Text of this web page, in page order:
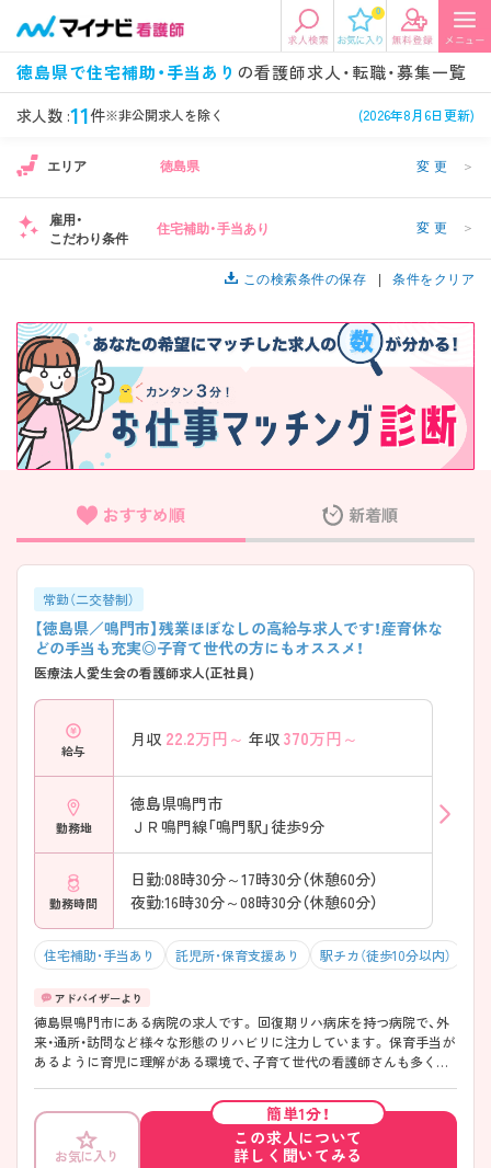
0
徳島県で住宅補助・手当あり の看護師求人・転職・募集一覧
求人数 :11件※非公開求人を除く (2026年8月6日更新)
エリアから探す
エリアから探す 駅・路線から探す
関東
東海 関西
北海道・東北 中国・四国
九州・沖縄
希望の求人条件を選択
条件項目の選択に戻る
看護師、准看護師など 常勤、夜勤なし可など
施設形態 担当業務
病棟、外来など
診察科目
美容外科、
循環器内科など
こだわり条件
未経験歓迎、
年収
年収500万円以上など
雇用形態
正社員、契約社員など
フリーワード検索
エリア 徳島県 変更 ＞
雇用・
こだわり条件
住宅補助・手当あり 変更 ＞
この検索条件の保存 条件をクリア
おすすめ順 新着順
常勤（二交替制）
【徳島県／鳴門市】残業ほぼなしの高給与求人です！産育休な
どの手当も充実◎子育て世代の方にもオススメ！
医療法人愛生会の看護師求人(正社員)
給与
月収 22.2万円～ 年収 370万円～
勤務地
徳島県鳴門市
ＪＲ鳴門線「鳴門駅」徒歩9分
勤務時間
日勤:08時30分～17時30分（休憩60分）
夜勤:16時30分～08時30分（休憩60分）
住宅補助・手当あり 託児所・保育支援あり 駅チカ（徒歩10分以内）
徳島県鳴門市にある病院の求人です。 回復期リハ病床を持つ病院で、外
来・通所・訪問など様々な形態のリハビリに注力しています。 保育手当が
あるように育児に理解がある環境で、子育て世代の看護師さんも多く在
く丁寧に指導くださるの長期的な就業が可能です！ ご興味のある方は担
当アドバイザーまで是非お尋ねください！
お気に入り
簡単1分！
この求人について
詳しく聞いてみる